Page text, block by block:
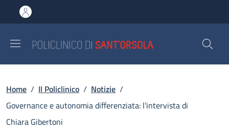
al contenuto principale
to footer content
Briciole di pane
Home / Il Policlinico / Notizie /
Governance e autonomia differenziata: l'intervista di
Chiara Gibertoni